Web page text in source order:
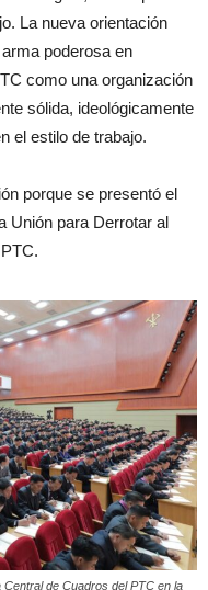
La nueva orientación
poderosa en
como una organización
sólida, ideológicamente
el estilo de trabajo.
porque se presentó el
Unión para Derrotar al
de Cuadros del PTC en la